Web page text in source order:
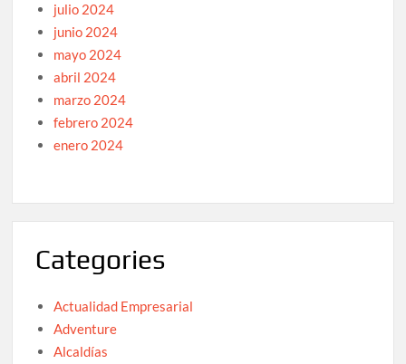
julio 2024
junio 2024
mayo 2024
abril 2024
marzo 2024
febrero 2024
enero 2024
Categories
Actualidad Empresarial
Adventure
Alcaldías